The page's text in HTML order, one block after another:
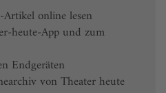
online lesen
heute-App und zum
Endgeräten
von Theater heute